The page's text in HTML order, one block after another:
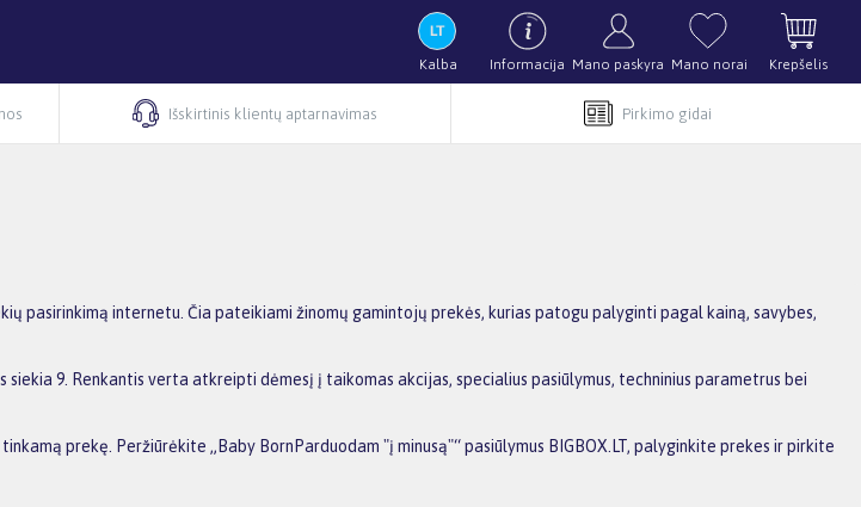
Kalba Informacija Mano paskyra Mano norai Krepšelis
Išskirtinis klientų aptarnavimas Pirkimo gidai
pasirinkimą internetu. Čia pateikiami žinomų gamintojų prekės, kurias patogu palyginti pagal kainą, savybes,
9. Renkantis verta atkreipti dėmesį į taikomas akcijas, specialius pasiūlymus, techninius parametrus bei
prekę. Peržiūrėkite „Baby BornParduodam "į minusą"“ pasiūlymus BIGBOX.LT, palyginkite prekes ir pirkite